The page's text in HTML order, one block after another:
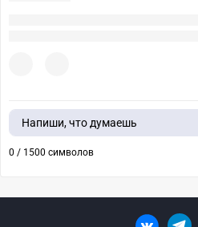
Напиши, что думаешь
0 / 1500 символов